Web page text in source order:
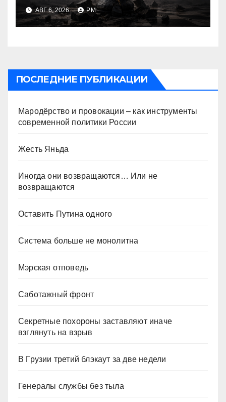
АВГ 6, 2026 РМ
ПОСЛЕДНИЕ ПУБЛИКАЦИИ
Мародёрство и провокации – как инструменты
современной политики России
Жесть Яньда
Иногда они возвращаются… Или не
возвращаются
Оставить Путина одного
Система больше не монолитна
Мэрская отповедь
Саботажный фронт
Секретные похороны заставляют иначе
взглянуть на взрыв
В Грузии третий блэкаут за две недели
Генералы службы без тыла